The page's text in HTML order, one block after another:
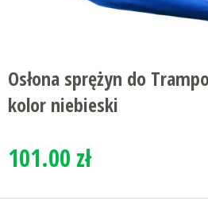
Osłona sprężyn do
kolor niebieski
101.00 zł